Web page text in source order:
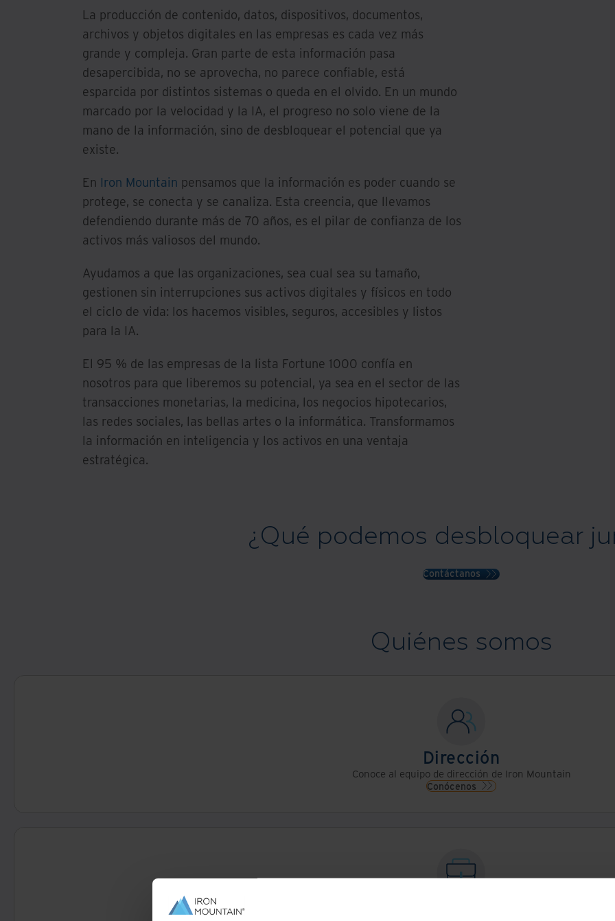
La producción de contenido, datos, dispositivos, documentos,
archivos y objetos digitales en las empresas es cada vez más
grande y compleja. Gran parte de esta información pasa
desapercibida, no se aprovecha, no parece confiable, está
esparcida por distintos sistemas o queda en el olvido. En un mundo
marcado por la velocidad y la IA, el progreso no solo viene de la
mano de la información, sino de desbloquear el potencial que ya
existe.
En Iron Mountain pensamos que la información es poder cuando se
protege, se conecta y se canaliza. Esta creencia, que llevamos
defendiendo durante más de 70 años, es el pilar de confianza de los
activos más valiosos del mundo.
Ayudamos a que las organizaciones, sea cual sea su tamaño,
gestionen sin interrupciones sus activos digitales y físicos en todo
el ciclo de vida: los hacemos visibles, seguros, accesibles y listos
para la IA.
El 95 % de las empresas de la lista Fortune 1000 confía en
nosotros para que liberemos su potencial, ya sea en el sector de las
transacciones monetarias, la medicina, los negocios hipotecarios,
las redes sociales, las bellas artes o la informática. Transformamos
la información en inteligencia y los activos en una ventaja
estratégica.
¿Qué podemos desbloquear
Contáctanos
Quiénes somos
Dirección
Conoce al equipo de dirección de Iron Mountain
Conócenos